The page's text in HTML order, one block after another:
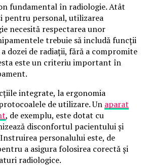
fundamental în radiologie. Atât
pentru personal, utilizarea
necesită respectarea unor
trebuie să includă funcții
dozei de radiații, fără a compromite
este un criteriu important în
integrate, la ergonomia
de utilizare. Un aparat
, de exemplu, este dotat cu
disconfortul pacientului și
personalului este, de
a asigura folosirea corectă și
radiologice.